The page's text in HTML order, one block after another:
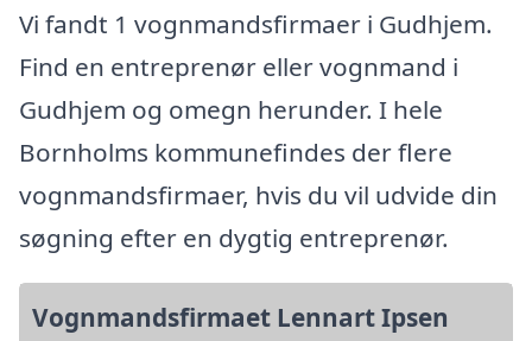
Vi fandt 1 vognmandsfirmaer i Gudhjem.
Find en entreprenør eller vognmand i
Gudhjem og omegn herunder. I hele
Bornholms kommunefindes der flere
vognmandsfirmaer, hvis du vil udvide din
søgning efter en dygtig entreprenør.
Vognmandsfirmaet Lennart Ipsen